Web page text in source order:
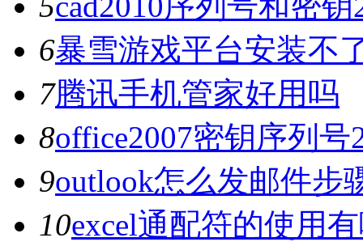
6暴雪游戏平台安装不
7腾讯手机管家好用吗
8office2007密钥序列号
9outlook怎么发邮件步
10excel通配符的使用